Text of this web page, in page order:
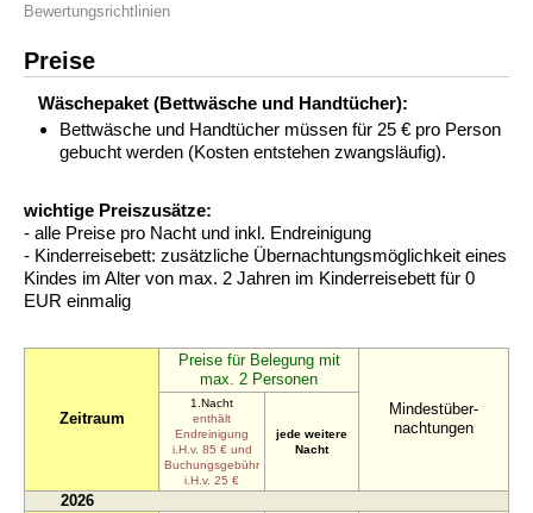
Bewertungsrichtlinien
Preise
Wäschepaket (Bettwäsche und Handtücher):
Bettwäsche und Handtücher müssen für 25 € pro Person
gebucht werden (Kosten entstehen zwangsläufig).
wichtige Preiszusätze:
- alle Preise pro Nacht und inkl. Endreinigung
- Kinderreisebett: zusätzliche Übernachtungsmöglichkeit eines
Kindes im Alter von max. 2 Jahren im Kinderreisebett für 0
EUR einmalig
Zeitraum
Preise für Belegung mit
max. 2 Personen
Mindestüber-
nachtungen
1.Nacht
enthält
Endreinigung
i.H.v. 85 € und
Buchungsgebühr
i.H.v. 25 €
jede weitere
Nacht
2026